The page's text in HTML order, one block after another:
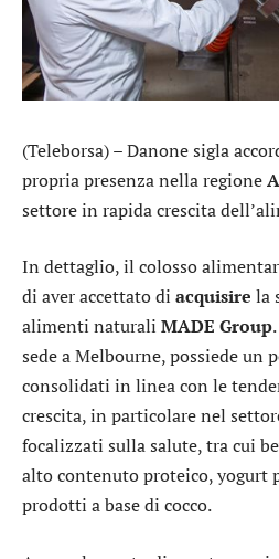
(Teleborsa) –Danonesigla
propria presenza nella regione
settore in rapida crescita
In dettaglio, il colosso
di aver accettato di acquisire la
alimenti naturali MADE Group
sede a Melbourne, possiede un
consolidati in linea con le
crescita, in particolare nel
focalizzati sulla salute, tra cui
alto contenuto proteico, yogurt
prodotti a base di cocco.